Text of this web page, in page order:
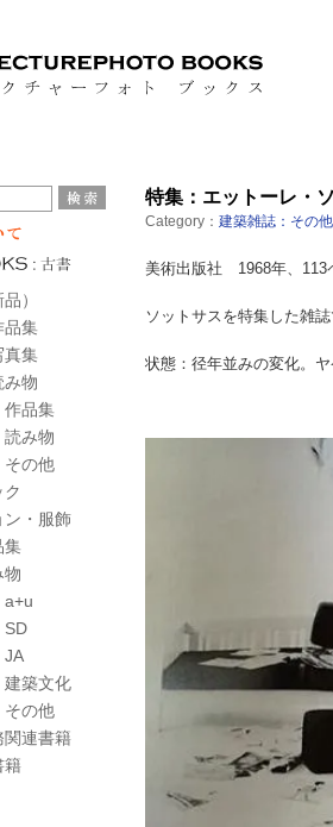
）
品集
真集
み物
作品集
読み物
その他
ン・服飾
集
物
a+u
SD
JA
建築文化
その他
関連書籍
籍
特集：エットーレ・
Category： 建築雑誌：その他
美術出版社 1968年、113
ソットサスを特集した雑
状態：径年並みの変化。